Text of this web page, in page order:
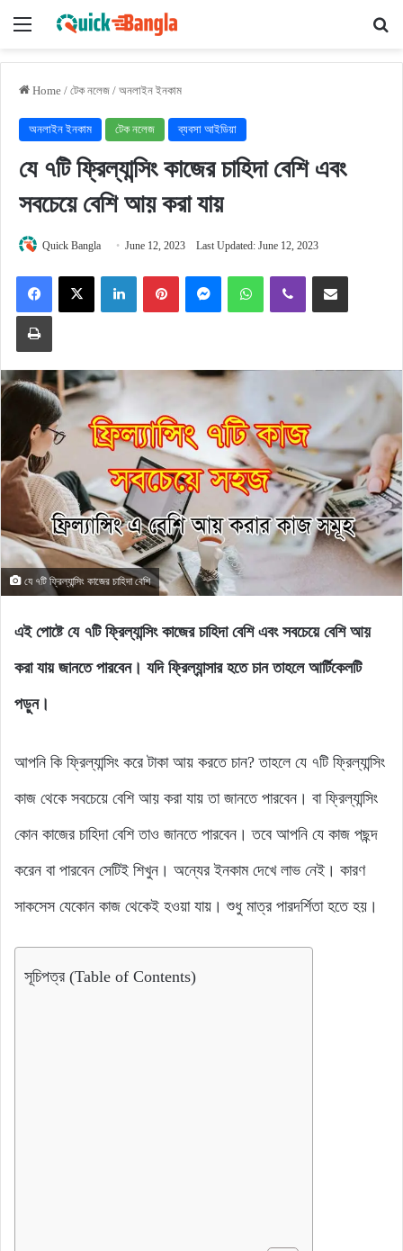
Menu
Home / টেক নলেজ / অনলাইন ইনকাম
অনলাইন ইনকাম টেক নলেজ ব্যবসা আইডিয়া
যে ৭টি ফ্রিল্যান্সিং কাজের চাহিদা বেশি এবং
সবচেয়ে বেশি আয় করা যায়
Quick Bangla June 12, 2023 Last Updated: June 12, 2023
FacebookX LinkedInPinterestMessengerWhatsAppViber Share via Email
Print
যে ৭টি ফ্রিল্যান্সিং কাজের চাহিদা বেশি
এই পোষ্টে যে ৭টি ফ্রিল্যান্সিং কাজের চাহিদা বেশি এবং সবচেয়ে বেশি আয়
করা যায় জানতে পারবেন। যদি ফ্রিল্যান্সার হতে চান তাহলে আর্টিকেলটি
পড়ুন।
আপনি কি ফ্রিল্যান্সিং করে টাকা আয় করতে চান? তাহলে যে ৭টি ফ্রিল্যান্সিং
কাজ থেকে সবচেয়ে বেশি আয় করা যায় তা জানতে পারবেন। বা ফ্রিল্যান্সিং
কোন কাজের চাহিদা বেশি তাও জানতে পারবেন। তবে আপনি যে কাজ পছন্দ
করেন বা পারবেন সেটিই শিখুন। অন্যের ইনকাম দেখে লাভ নেই। কারণ
সাকসেস যেকোন কাজ থেকেই হওয়া যায়। শুধু মাত্র পারদর্শিতা হতে হয়।
সূচিপত্র (Table of Contents)